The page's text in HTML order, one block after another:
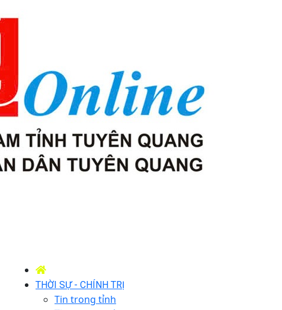
THỜI SỰ - CHÍNH TRỊ
Tin trong tỉnh